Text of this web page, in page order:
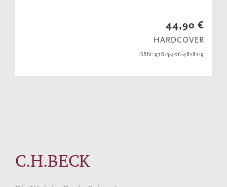
44,90 €
HARDCOVER
ISBN: 978-3-406-48181-9
C.H.BECK